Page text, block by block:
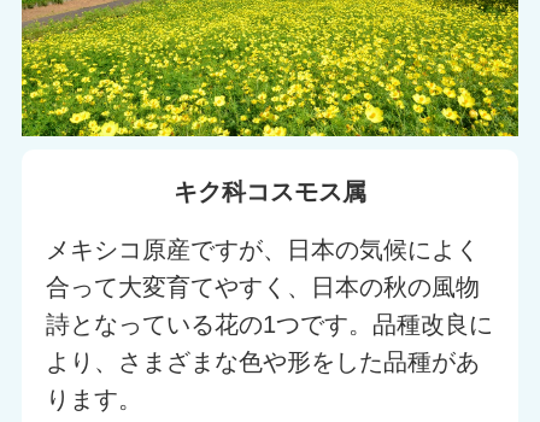
キク科コスモス属
メキシコ原産ですが、日本の気候によく
合って大変育てやすく、日本の秋の風物
詩となっている花の1つです。品種改良に
より、さまざまな色や形をした品種があ
ります。